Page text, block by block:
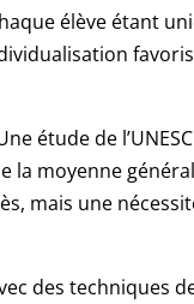
élève étant
étude de
la moyenne
mais une
des techniques